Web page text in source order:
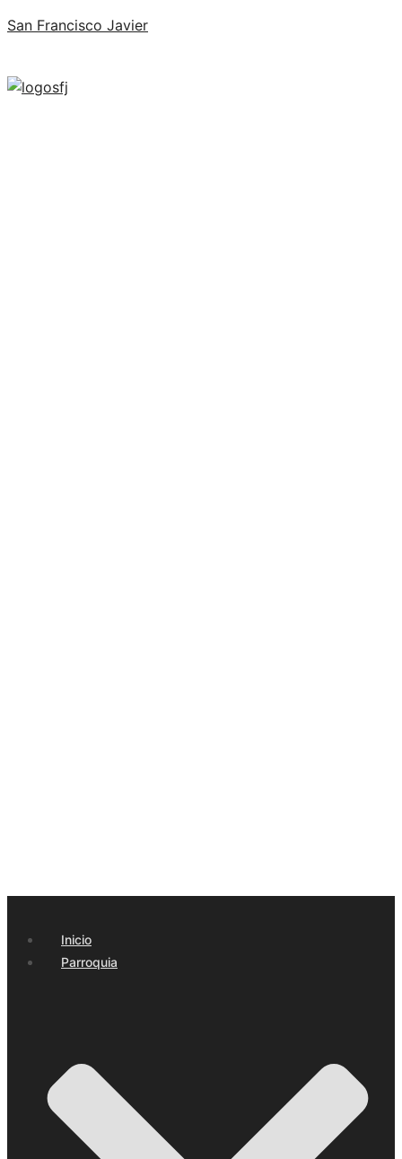
San Francisco Javier
Inicio
Parroquia